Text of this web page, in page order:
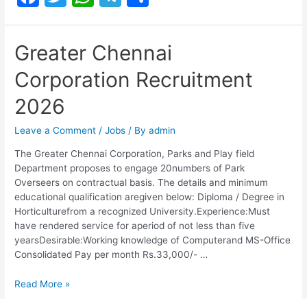
Recruitment
a
e
b
o
o
k
w
er
h
at
s
A
p
el
gr
a
h
ar
e
Greater Chennai
Corporation Recruitment
2026
Leave a Comment /Jobs / Byadmin
The Greater Chennai Corporation, Parks and Play field
Department proposes to engage 20numbers of Park
Overseers on contractual basis. The details and minimum
educational qualification aregiven below: Diploma / Degree in
Horticulturefrom a recognized University.Experience:Must
have rendered service for aperiod of not less than five
yearsDesirable:Working knowledge of Computerand MS-Office
Consolidated Pay per month Rs.33,000/- …
Greater
Read More »